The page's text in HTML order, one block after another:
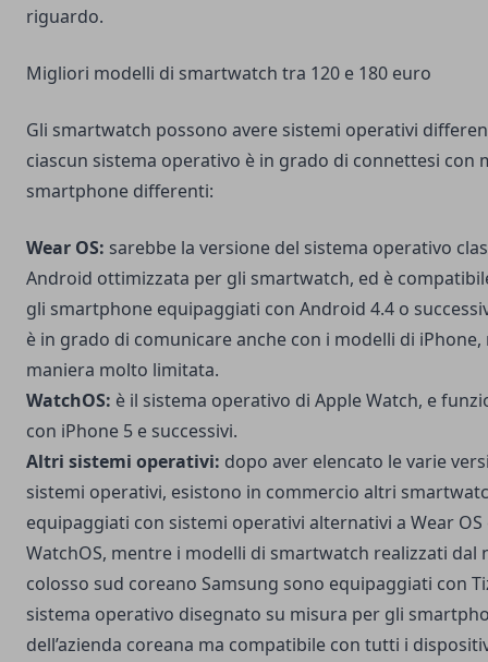
riguardo.
Migliori modelli di smartwatch tra 120 e 180 euro
Gli smartwatch possono avere sistemi operativi
ciascun sistema operativo è in grado di connettesi con
smartphone differenti:
Wear OS: sarebbe la versione del sistema operativo
Android ottimizzata per gli smartwatch, ed è
gli smartphone equipaggiati con Android 4.4 o
è in grado di comunicare anche con i modelli di iPhone,
maniera molto limitata.
WatchOS: è il sistema operativo di Apple Watch, e
con iPhone 5 e successivi.
Altri sistemi operativi: dopo aver elencato le varie
sistemi operativi, esistono in commercio altri
equipaggiati con sistemi operativi alternativi a Wear OS
WatchOS, mentre i modelli di smartwatch realizzati dal
colosso sud coreano Samsung sono equipaggiati con
sistema operativo disegnato su misura per gli
dell’azienda coreana ma compatibile con tutti i